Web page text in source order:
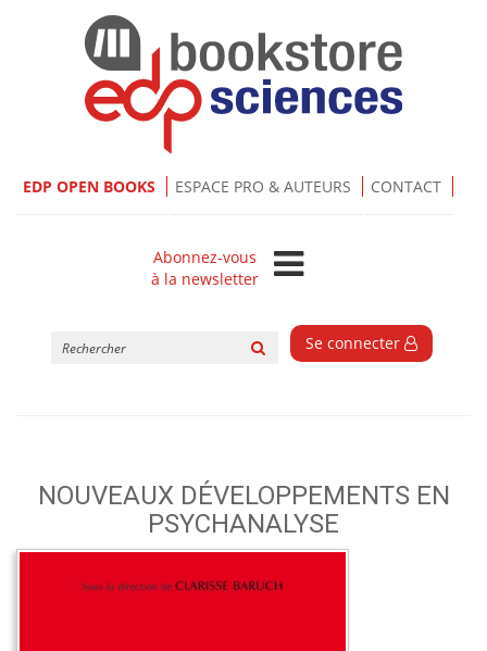
EDP OPEN BOOKS ESPACE PRO & AUTEURS CONTACT
Abonnez-vous
à la newsletter
Se connecter
NOUVEAUX DÉVELOPPEMENTS EN
PSYCHANALYSE